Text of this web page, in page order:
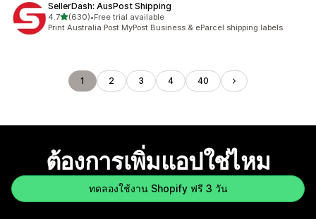
SellerDash: AusPost Shipping
4.7เต็ม 5 ดาว
(630)
ทั้งหมด 630 รีวิว
•Free trial available
Print Australia Post MyPost Business & eParcel shipping labels
1 2 3 4 40
ต้องการเพิ่มแอปใช่ไหม
ทดลองใช้งาน Shopify ฟรี 3 วัน